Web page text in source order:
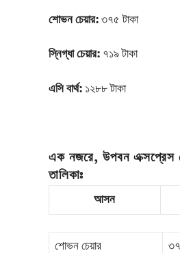
শোভন চেয়ার:৩৭৫ টাকা
স্নিগ্ধা চেয়ার:৭১৯ টাকা
এসি বার্থ:১২৮৮ টাকা
এক নজরে, উপবন এক্সপ্রেস
তালিকাঃ
আসন
শোভন চেয়ার